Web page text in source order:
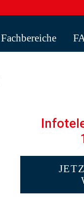
Fachbereiche